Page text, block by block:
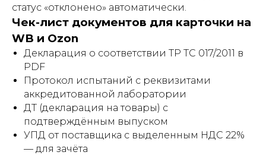
статус «отклонено» автоматически.
Чек-лист документов для карточки на
WB и Ozon
Декларация о соответствии ТР ТС 017/2011 в
PDF
Протокол испытаний с реквизитами
аккредитованной лаборатории
ДТ (декларация на товары) с
подтверждённым выпуском
УПД от поставщика с выделенным НДС 22%
— для зачёта